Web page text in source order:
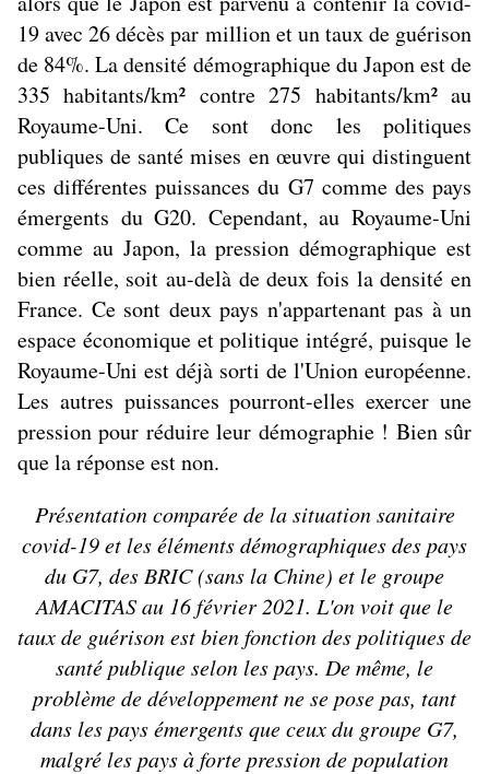
19 avec 26 décès par million et un taux de guérison
de 84%. La densité démographique du Japon est de
335 habitants/km² contre 275 habitants/km² au
Royaume-Uni. Ce sont donc les politiques
publiques de santé mises en œuvre qui distinguent
ces différentes puissances du G7 comme des pays
émergents du G20. Cependant, au Royaume-Uni
comme au Japon, la pression démographique est
bien réelle, soit au-delà de deux fois la densité en
France. Ce sont deux pays n'appartenant pas à un
espace économique et politique intégré, puisque le
Royaume-Uni est déjà sorti de l'Union européenne.
Les autres puissances pourront-elles exercer une
pression pour réduire leur démographie ! Bien sûr
que la réponse est non.
Présentation comparée de la situation sanitaire
covid-19 et les éléments démographiques des pays
du G7, des BRIC (sans la Chine) et le groupe
AMACITAS au 16 février 2021. L'on voit que le
taux de guérison est bien fonction des politiques de
santé publique selon les pays. De même, le
problème de développement ne se pose pas, tant
dans les pays émergents que ceux du groupe G7,
malgré les pays à forte pression de population